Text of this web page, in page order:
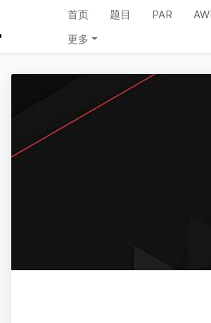
首页 题目 PAR
更多